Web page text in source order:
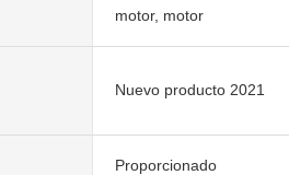
motor, motor
Nuevo producto 2021
Proporcionado